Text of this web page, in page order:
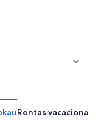
Rentas